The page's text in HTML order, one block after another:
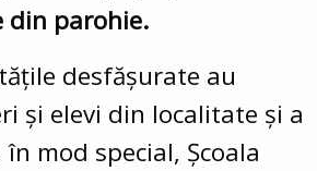
din parohie.
desfășurate au
și elevi din localitate și a
mod special, Școala